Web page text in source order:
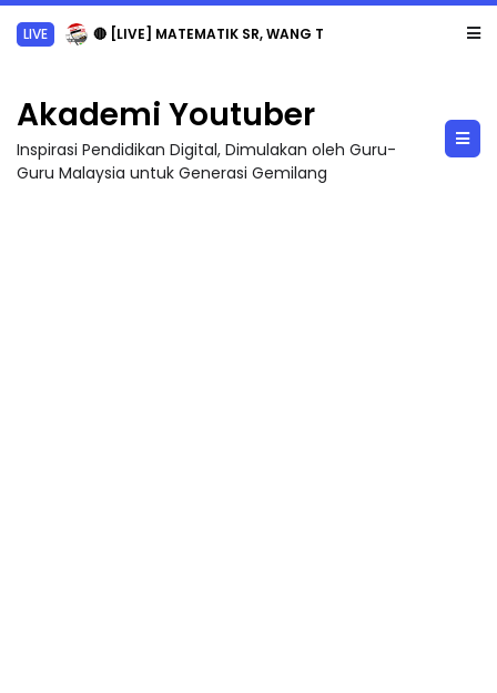
LIVE 🔴 [LIVE] MATEMATIK SR, WANG TAHUN 6 OLEH CIKGU ANITA #ALLINONE #141 #...
Akademi Youtuber
Inspirasi Pendidikan Digital, Dimulakan oleh Guru-
Guru Malaysia untuk Generasi Gemilang